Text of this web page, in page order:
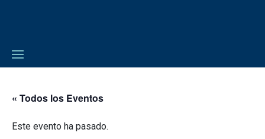
« Todos los Eventos
Este evento ha pasado.